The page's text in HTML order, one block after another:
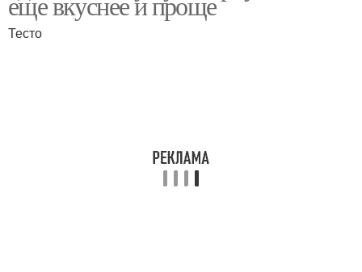
Простые лайфхаки
Тесто